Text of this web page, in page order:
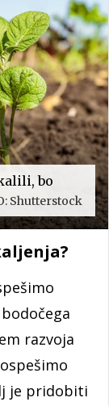
bo
Shutterstock
razvoja
je pridobiti